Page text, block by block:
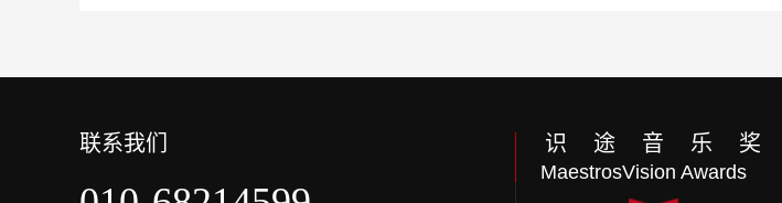
联系我们 识 途 音 乐 奖
MaestrosVision Awards